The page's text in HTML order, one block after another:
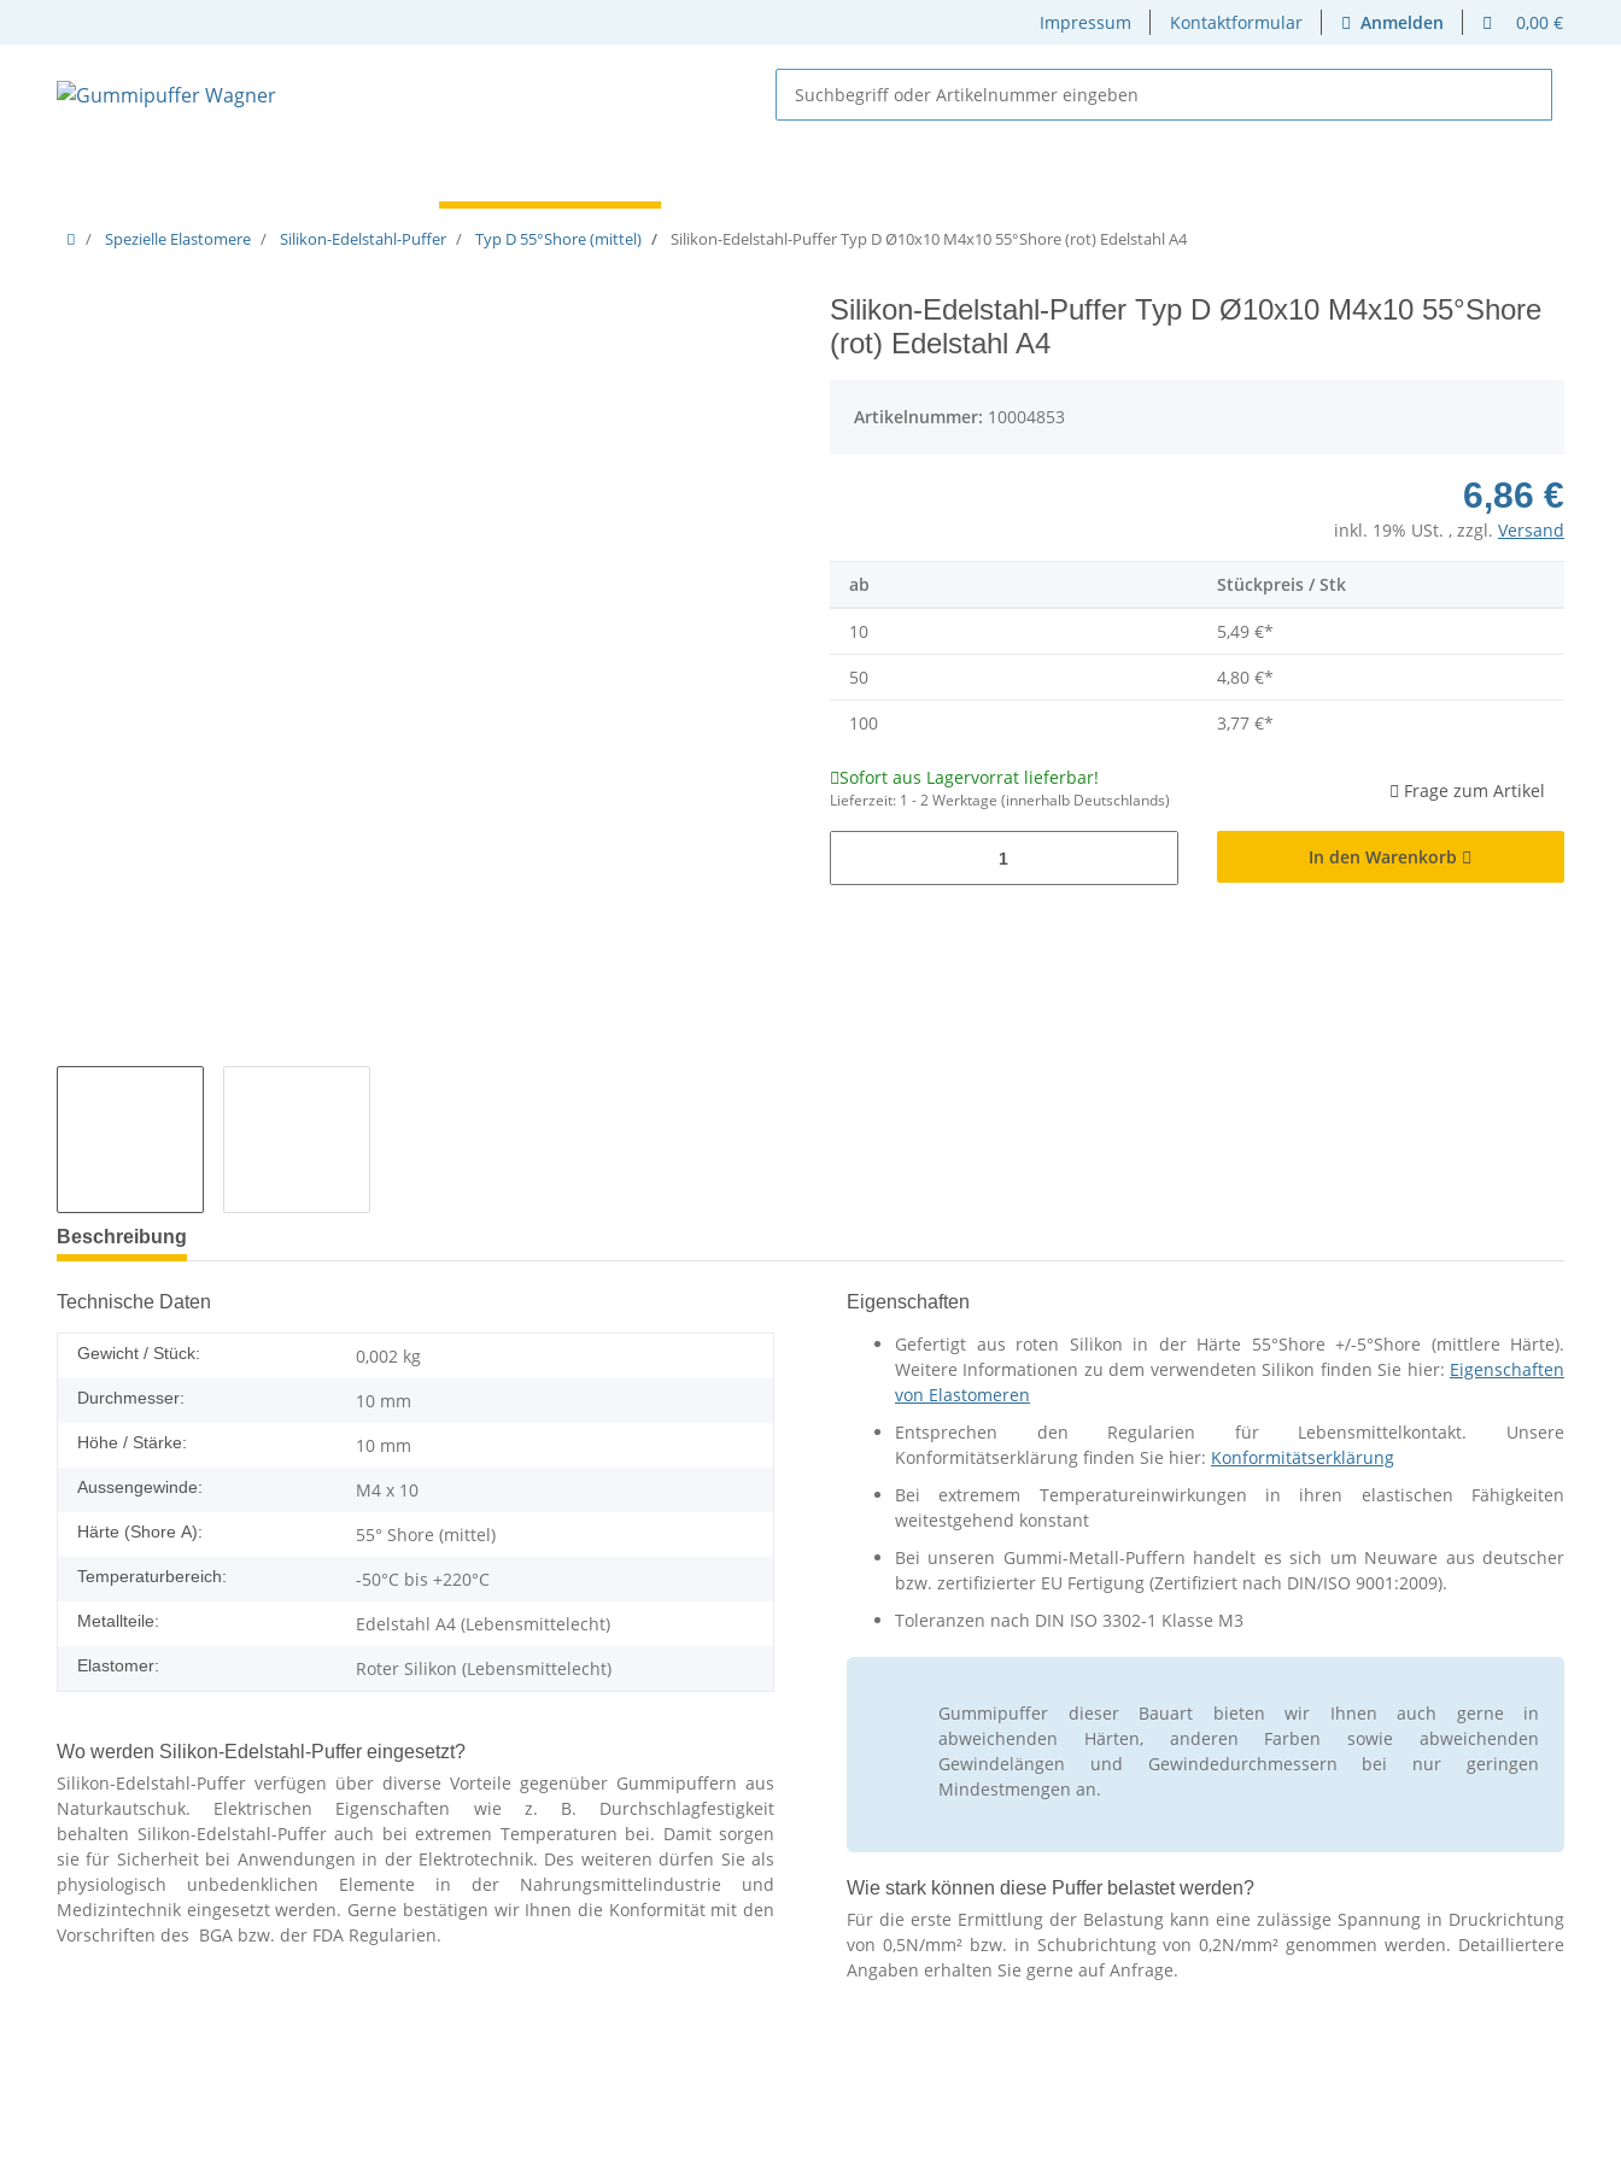
Impressum Kontaktformular Anmelden 0,00 €
Spezielle Elastomere Silikon-Edelstahl-Puffer Typ D 55°Shore (mittel) Silikon-Edelstahl-Puffer Typ D Ø10x10 M4x10 55°Shore (rot) Edelstahl A4
Silikon-Edelstahl-Puffer Typ D Ø10x10 M4x10 55°Shore
(rot) Edelstahl A4
Artikelnummer: 10004853
6,86 €
inkl. 19% USt. , zzgl. Versand
ab Stückpreis / Stk
10 5,49 €*
50
4,80 €*
100
3,77 €*
Sofort aus Lagervorrat lieferbar!
Lieferzeit: 1 - 2 Werktage (innerhalb Deutschlands) Frage zum Artikel
In den Warenkorb
Beschreibung
Technische Daten
Gewicht / Stück: 0,002 kg
Durchmesser: 10 mm
Höhe / Stärke: 10 mm
Aussengewinde: M4 x 10
Härte (Shore A): 55° Shore (mittel)
Temperaturbereich: -50°C bis +220°C
Metallteile: Edelstahl A4 (Lebensmittelecht)
Elastomer: Roter Silikon (Lebensmittelecht)
Wo werden Silikon-Edelstahl-Puffer eingesetzt?
Silikon-Edelstahl-Puffer verfügen über diverse Vorteile gegenüber Gummipuffern aus
Naturkautschuk. Elektrischen Eigenschaften wie z. B. Durchschlagfestigkeit
behalten Silikon-Edelstahl-Puffer auch bei extremen Temperaturen bei. Damit sorgen
sie für Sicherheit bei Anwendungen in der Elektrotechnik. Des weiteren dürfen Sie als
physiologisch unbedenklichen Elemente in der Nahrungsmittelindustrie und
Medizintechnik eingesetzt werden. Gerne bestätigen wir Ihnen die Konformität mit den
Vorschriften des BGA bzw. der FDA Regularien.
Eigenschaften
Gefertigt aus roten Silikon in der Härte 55°Shore +/-5°Shore (mittlere Härte).
Weitere Informationen zu dem verwendeten Silikon finden Sie hier: Eigenschaften
von Elastomeren
Entsprechen den Regularien für Lebensmittelkontakt. Unsere
Konformitätserklärung finden Sie hier: Konformitätserklärung
Bei extremem Temperatureinwirkungen in ihren elastischen Fähigkeiten
weitestgehend konstant
Bei unseren Gummi-Metall-Puffern handelt es sich um Neuware aus deutscher
bzw. zertifizierter EU Fertigung (Zertifiziert nach DIN/ISO 9001:2009).
Toleranzen nach DIN ISO 3302-1 Klasse M3
Gummipuffer dieser Bauart bieten wir Ihnen auch gerne in
abweichenden Härten, anderen Farben sowie abweichenden
Gewindelängen und Gewindedurchmessern bei nur geringen
Mindestmengen an.
Wie stark können diese Puffer belastet werden?
Für die erste Ermittlung der Belastung kann eine zulässige Spannung in Druckrichtung
von 0,5N/mm² bzw. in Schubrichtung von 0,2N/mm² genommen werden. Detailliertere
Angaben erhalten Sie gerne auf Anfrage.